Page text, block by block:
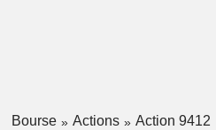
Bourse Actions
Action 9412